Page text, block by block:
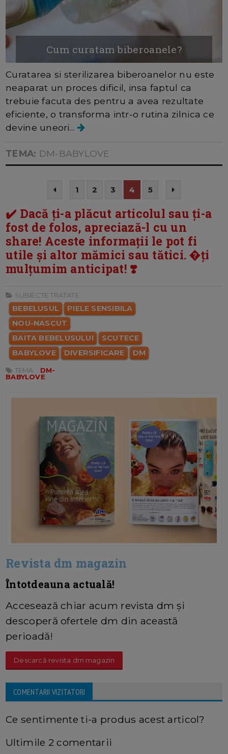
Cum curatam biberoanele?
Curatarea si sterilizarea biberoanelor nu este
neaparat un proces dificil, insa faptul ca
trebuie facuta des pentru a avea rezultate
eficiente, o transforma intr-o rutina zilnica ce
devine uneori...
TEMA: DM-BABYLOVE
1 2 3 4 5
✔️ Dacă ți-a plăcut articolul sau ți-a
fost de folos, apreciază-l cu un
share! Aceste informații le pot fi
utile și altor mămici sau tătici. �ți
mulțumim anticipat! ❣️
SUBIECTE TRATATE:
BEBELUSUL
PIELE SENSIBILA
NOU-NASCUT
BAITA BEBELUSULUI
SCUTECE
BABYLOVE
DIVERSIFICARE DM
TEMA:
DM-
BABYLOVE
Revista dm magazin
Întotdeauna actuală!
Accesează chiar acum revista dm și
descoperă ofertele dm din această
perioadă!
Descarcă revista dm magazin
COMENTARII VIZITATORI
Ce sentimente ti-a produs acest articol?
Ultimile 2 comentarii